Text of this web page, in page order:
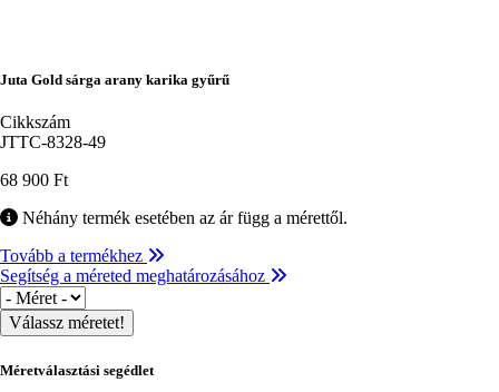
Juta Gold sárga arany karika gyűrű
Cikkszám
JTTC-8328-49
68 900 Ft
Néhány termék esetében az ár függ a mérettől.
Tovább a termékhez
Segítség a méreted meghatározásához
Méret
Méretválasztási segédlet